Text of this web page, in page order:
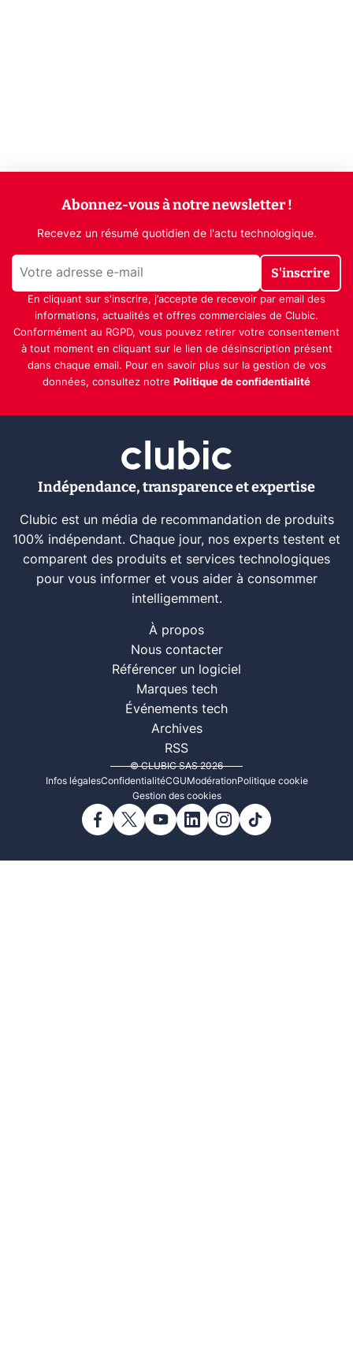
Abonnez-vous à notre newsletter !
Recevez un résumé quotidien de l'actu technologique.
S'inscrire
En cliquant sur s'inscrire, j’accepte de recevoir par email des
informations, actualités et offres commerciales de Clubic.
Conformément au RGPD, vous pouvez retirer votre consentement
à tout moment en cliquant sur le lien de désinscription présent
dans chaque email. Pour en savoir plus sur la gestion de vos
données, consultez notre Politique de confidentialité
Indépendance, transparence et expertise
Clubic est un média de recommandation de produits
100% indépendant. Chaque jour, nos experts testent et
comparent des produits et services technologiques
pour vous informer et vous aider à consommer
intelligemment.
À propos
Nous contacter
Référencer un logiciel
Marques tech
Événements tech
Archives
RSS
© CLUBIC SAS 2026
Infos légalesConfidentialitéCGUModérationPolitique cookie
Gestion des cookies